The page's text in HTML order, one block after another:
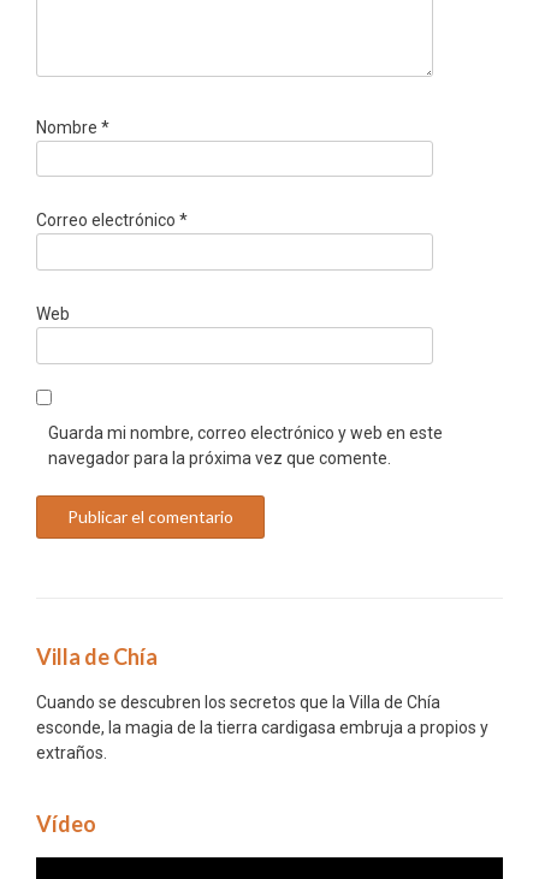
Nombre *
Correo electrónico *
Web
Guarda mi nombre, correo electrónico y web en este
navegador para la próxima vez que comente.
Villa de Chía
Cuando se descubren los secretos que la Villa de Chía
esconde, la magia de la tierra cardigasa embruja a propios y
extraños.
Vídeo